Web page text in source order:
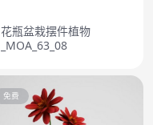
花瓶盆栽摆件植物
_MOA_63_08
免费